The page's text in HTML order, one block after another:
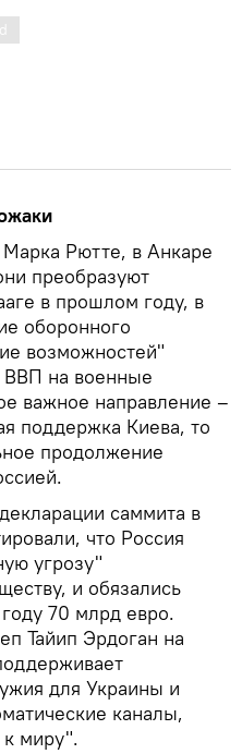
Рютте, в Анкаре
преобразуют
в прошлом году, в
оборонного
возможностей"
ВВП на военные
важное направление –
поддержка Киева, то
продолжение
саммита в
что Россия
угрозу"
и обязались
70 млрд евро.
Тайип Эрдоган на
для Украины и
каналы,
к миру".